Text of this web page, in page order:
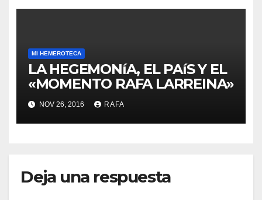
MI HEMEROTECA
LA HEGEMONíA, EL PAíS Y EL
«MOMENTO RAFA LARREINA»
NOV 26, 2016 RAFA
Deja una respuesta